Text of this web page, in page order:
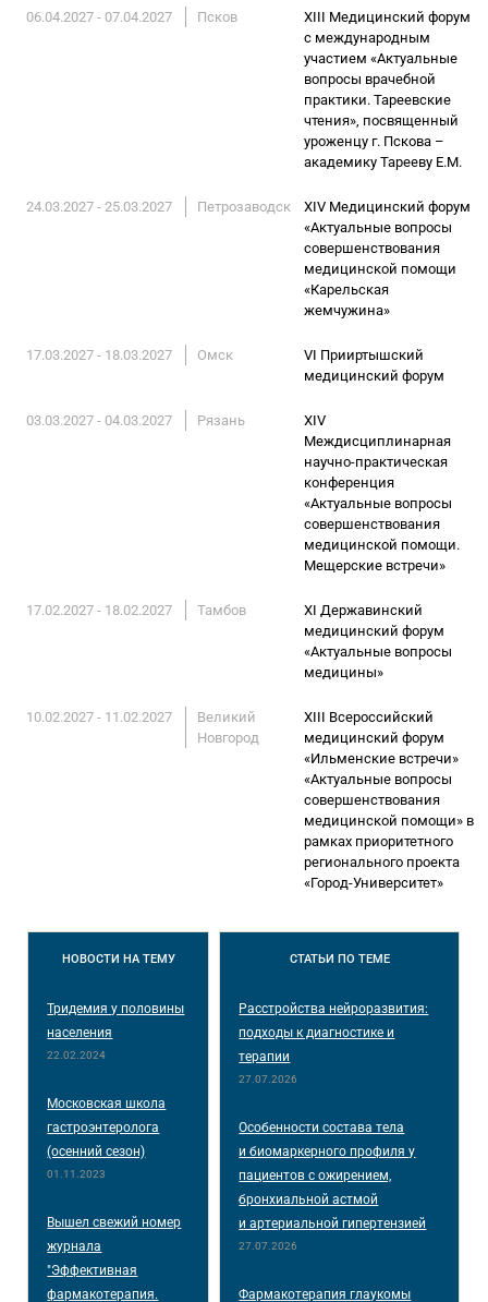
06.04.2027 - 07.04.2027 Псков
XIII Медицинский форум
с международным
участием «Актуальные
вопросы врачебной
практики. Тареевские
чтения», посвященный
уроженцу г. Пскова –
академику Тарееву Е.М.
24.03.2027 - 25.03.2027 Петрозаводск
XIV Медицинский форум
«Актуальные вопросы
совершенствования
медицинской помощи
«Карельская
жемчужина»
17.03.2027 - 18.03.2027 Омск
VI Прииртышский
медицинский форум
03.03.2027 - 04.03.2027 Рязань
XIV
Междисциплинарная
научно-практическая
конференция
«Актуальные вопросы
совершенствования
медицинской помощи.
Мещерские встречи»
17.02.2027 - 18.02.2027 Тамбов
XI Державинский
медицинский форум
«Актуальные вопросы
медицины»
10.02.2027 - 11.02.2027
Великий
Новгород
XIII Всероссийский
медицинский форум
«Ильменские встречи»
«Актуальные вопросы
совершенствования
медицинской помощи» в
рамках приоритетного
регионального проекта
«Город-Университет»
НОВОСТИ НА ТЕМУ
Тридемия у половины
населения
22.02.2024
Московская школа
гастроэнтеролога
(осенний сезон)
01.11.2023
Вышел свежий номер
журнала
"Эффективная
фармакотерапия.
СТАТЬИ ПО ТЕМЕ
Расстройства нейроразвития:
подходы к диагностике и
терапии
27.07.2026
Особенности состава тела
и биомаркерного профиля у
пациентов с ожирением,
бронхиальной астмой
и артериальной гипертензией
27.07.2026
Фармакотерапия глаукомы